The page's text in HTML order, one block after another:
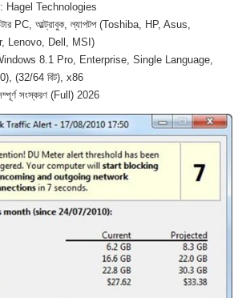
Hagel Technologies
PC, আল্ট্রাবুক, ল্যাপটপ (Toshiba, HP, Asus,
Lenovo, Dell, MSI)
Windows 8.1 Pro, Enterprise, Single Language,
(32/64 বিট), x86
সংস্করণ (Full) 2026